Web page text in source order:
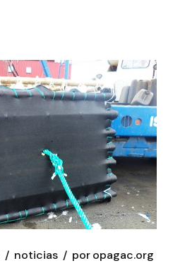
noticias poropagac.org